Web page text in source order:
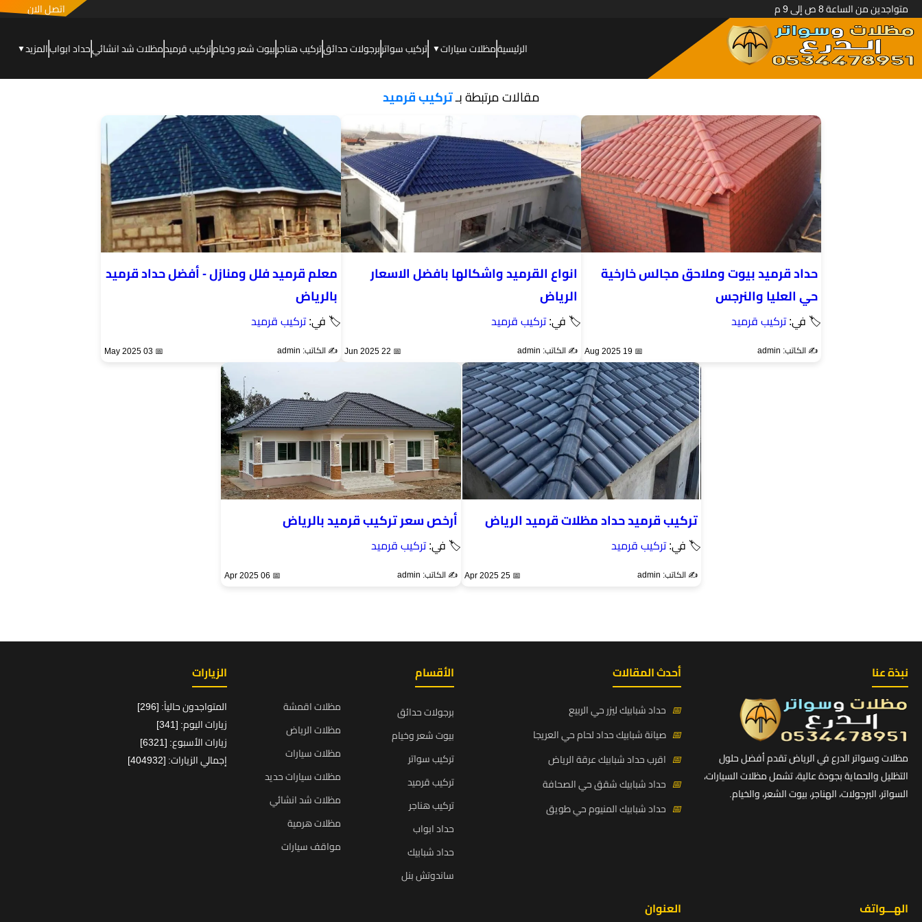
متواجدين من الساعة 8 ص إلى 9 م اتصل الان
الرئيسيةمظلات سيارات▼ تركيب سواتربرجولات حدائقتركيب هناجربيوت شعر وخيامتركيب قرميدمظلات شد انشائيحداد ابوابالمزيد▼
مقالات مرتبطة بـتركيب قرميد
حداد قرميد بيوت وملاحق مجالس خارخية
حي العليا والنرجس
🏷 في:تركيب قرميد
✍️ الكاتب: admin 📅 19 Aug 2025
انواع القرميد واشكالها بافضل الاسعار
الرياض
🏷 في:تركيب قرميد
✍️ الكاتب: admin 📅 22 Jun 2025
معلم قرميد فلل ومنازل - أفضل حداد قرميد
بالرياض
🏷 في:تركيب قرميد
✍️ الكاتب: admin 📅 03 May 2025
تركيب قرميد حداد مظلات قرميد الرياض
🏷 في:تركيب قرميد
✍️ الكاتب: admin 📅 25 Apr 2025
أرخص سعر تركيب قرميد بالرياض
🏷 في:تركيب قرميد
✍️ الكاتب: admin 📅 06 Apr 2025
نبذة عنا
مظلات وسواتر الدرع في الرياض تقدم أفضل حلول
التظليل والحماية بجودة عالية، تشمل مظلات السيارات،
السواتر، البرجولات، الهناجر، بيوت الشعر، والخيام.
أحدث المقالات
📅 حداد شبابيك ليزر حي الربيع
📅 صيانة شبابيك حداد لحام حي العريجا
📅 اقرب حداد شبابيك عرقة الرياض
📅 حداد شبابيك شقق حي الصحافة
📅 حداد شبابيك المنيوم حي طويق
الأقسام
برجولات حدائق
بيوت شعر وخيام
تركيب سواتر
تركيب قرميد
تركيب هناجر
حداد ابواب
حداد شبابيك
ساندوتش بنل
مظلات اقمشة
مظلات الرياض
مظلات سيارات
مظلات سيارات حديد
مظلات شد انشائي
مظلات هرمية
مواقف سيارات
الزيارات
المتواجدون حالياً: [296]
زيارات اليوم: [341]
زيارات الأسبوع: [6321]
إجمالي الزيارات: [404932]
الهـــواتف العنوان